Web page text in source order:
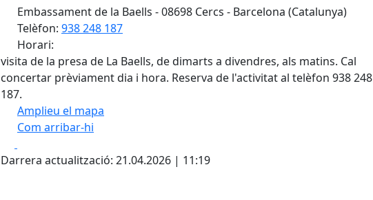
Embassament de la Baells - 08698 Cercs - Barcelona (Catalunya)
Telèfon: 938 248 187
Horari:
visita de la presa de La Baells, de dimarts a divendres, als matins. Cal
concertar prèviament dia i hora. Reserva de l'activitat al telèfon 938 248
187.
Amplieu el mapa
Com arribar-hi
+
Darrera actualització: 21.04.2026 | 11:19